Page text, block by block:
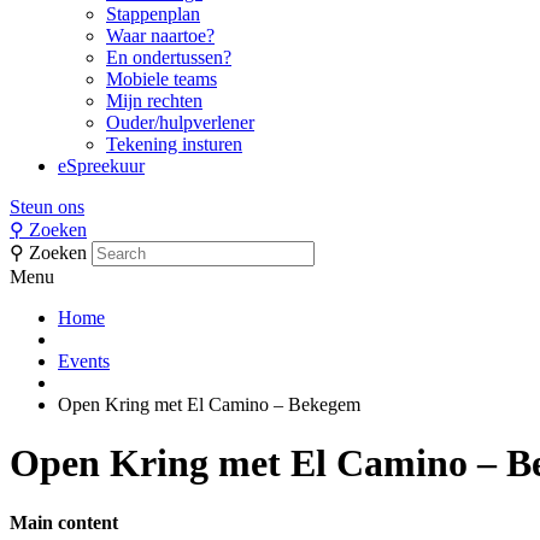
Stappenplan
Waar naartoe?
En ondertussen?
Mobiele teams
Mijn rechten
Ouder/hulpverlener
Tekening insturen
eSpreekuur
Steun ons
⚲ Zoeken
⚲ Zoeken
Menu
Home
Events
Open Kring met El Camino – Bekegem
Open Kring met El Camino –
Main content